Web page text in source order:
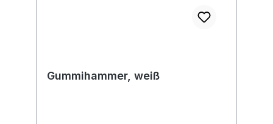
Gummihammer, weiß